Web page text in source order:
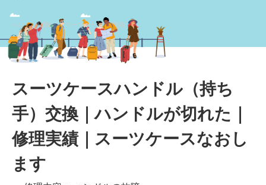
ハンドルが切れた｜スーツケース修理実績
スーツケースハンドル（持ち
手）交換｜ハンドルが切れた｜
修理実績｜スーツケースなおし
ます